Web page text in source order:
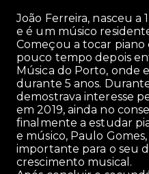
João Ferreira, nasceu
e é um músico
Começou a tocar
pouco tempo depois
Música do Porto, onde
durante 5 anos.
demostrava interesse
em 2019, ainda no
finalmente a estudar
e músico, Paulo
importante para o seu
crescimento musical.